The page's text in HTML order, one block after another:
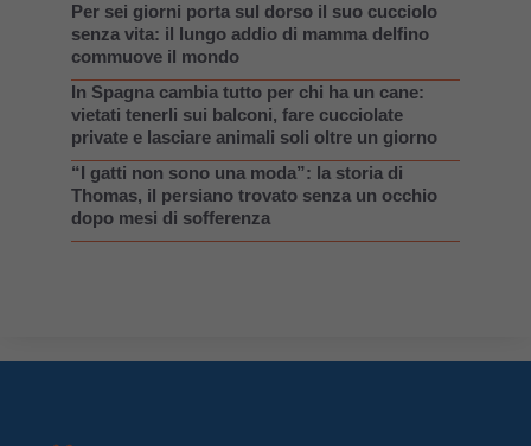
Per sei giorni porta sul dorso il suo cucciolo
senza vita: il lungo addio di mamma delfino
commuove il mondo
In Spagna cambia tutto per chi ha un cane:
vietati tenerli sui balconi, fare cucciolate
private e lasciare animali soli oltre un giorno
“I gatti non sono una moda”: la storia di
Thomas, il persiano trovato senza un occhio
dopo mesi di sofferenza